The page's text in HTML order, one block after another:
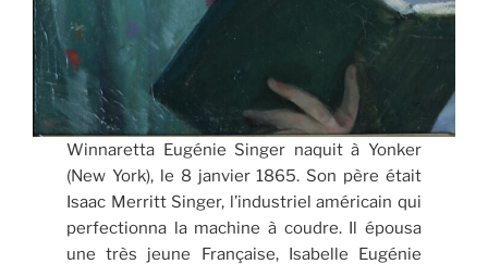
Winnaretta Eugénie Singer naquit à Yonker
(New York), le 8 janvier 1865. Son père était
Isaac Merritt Singer, l’industriel américain qui
perfectionna la machine à coudre. Il épousa
une très jeune Française, Isabelle Eugénie